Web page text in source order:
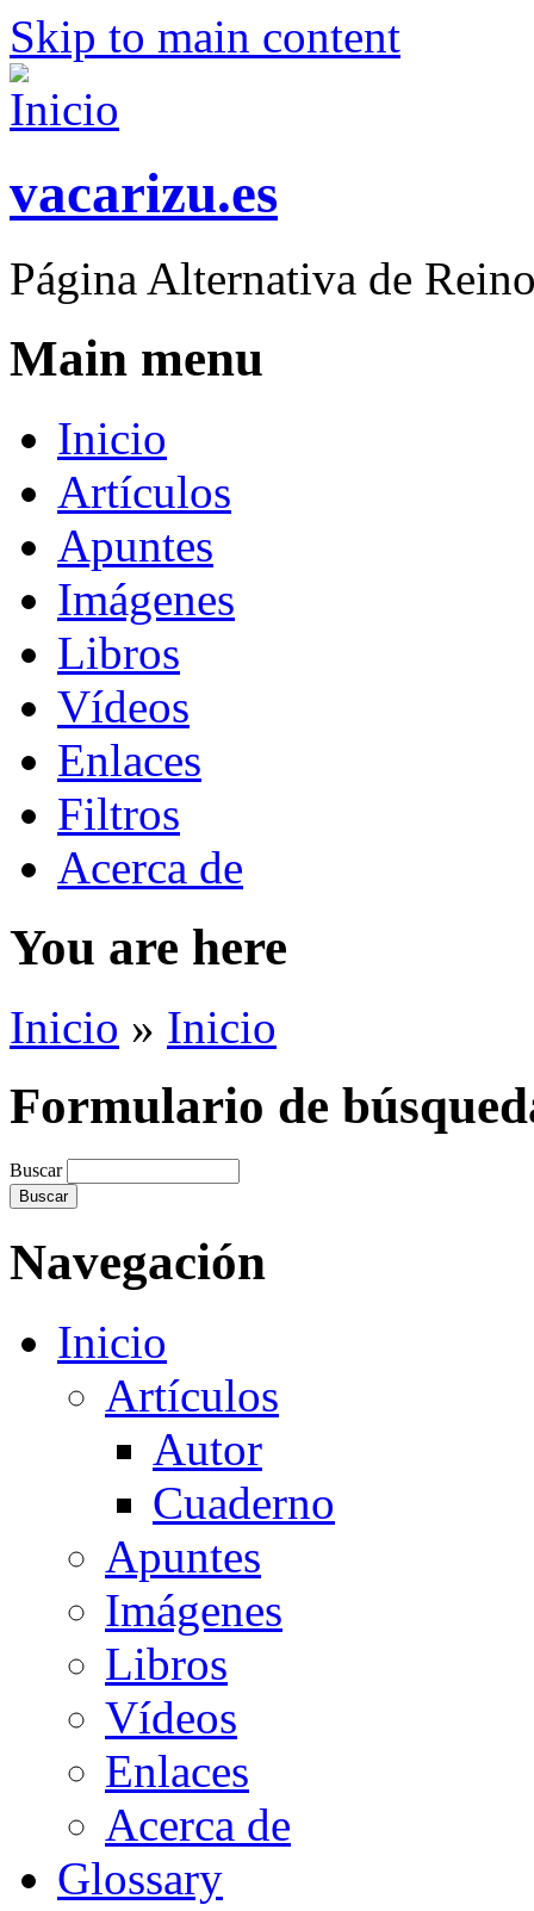
Skip to main content
vacarizu.es
Página Alternativa de
Main menu
Inicio
Artículos
Apuntes
Imágenes
Libros
Vídeos
Enlaces
Filtros
Acerca de
You are here
Inicio » Inicio
Formulario de
Buscar
Navegación
Inicio
Artículos
Autor
Cuaderno
Apuntes
Imágenes
Libros
Vídeos
Enlaces
Acerca de
Glossary